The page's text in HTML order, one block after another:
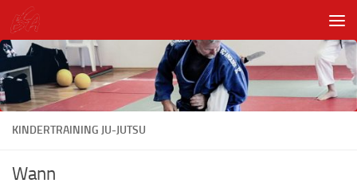
Unter dem Inhalt
KINDERTRAINING JU-JUTSU
Wann